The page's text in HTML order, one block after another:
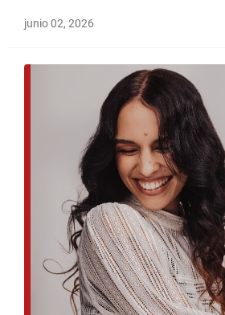
junio 02, 2026